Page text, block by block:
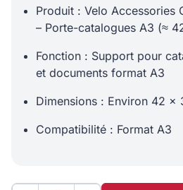
Produit : Velo Accessories
– Porte-catalogues A3 (≈
Fonction : Support pour
et documents format A3
Dimensions : Environ 42 ×
Compatibilité : Format A3